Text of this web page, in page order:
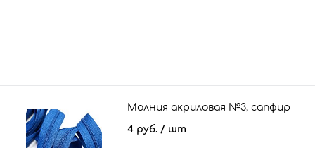
Молния акриловая №3, сапфир
4 руб. / шт